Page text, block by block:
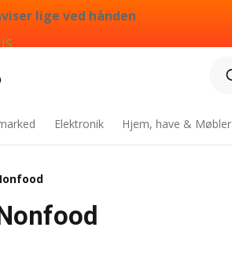
lige ved hånden
Elektronik Hjem, have & Møbler